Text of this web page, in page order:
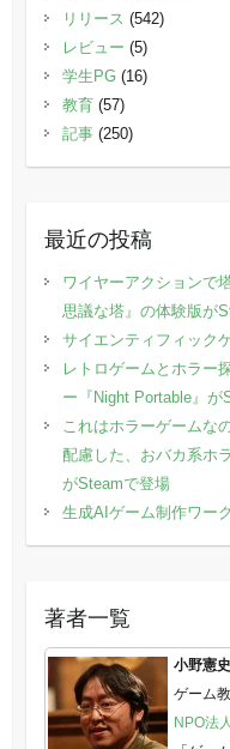
リリース (542)
レビュー (5)
学生PG(16)
教育(57)
記事(250)
最近の投稿
ワイヤーアクションで
思議な塔』の体験版が
サイエンティフィック
レトロゲームとホラー
ー『Night Portable』が
これはホラーゲーム
配慮した、おバカ系ホ
がSteamで登場
生成AIゲーム制作ワー
著者一覧
小野憲
ゲーム
NPO法